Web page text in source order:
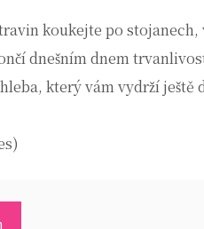
koukejte po
dnešním dnem
který vám vydrží ještě